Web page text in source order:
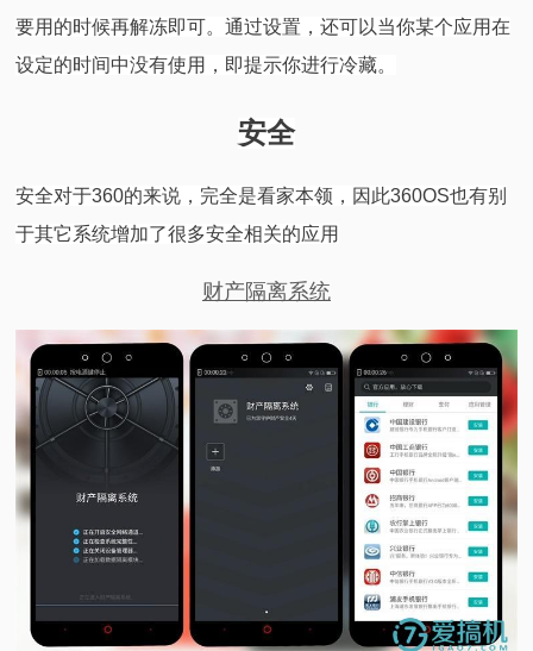
要用的时候再解冻即可。通过设置，还可以当你某个应用在
设定的时间中没有使用，即提示你进行冷藏。
安全
安全对于360的来说，完全是看家本领，因此360OS也有别
于其它系统增加了很多安全相关的应用
财产隔离系统